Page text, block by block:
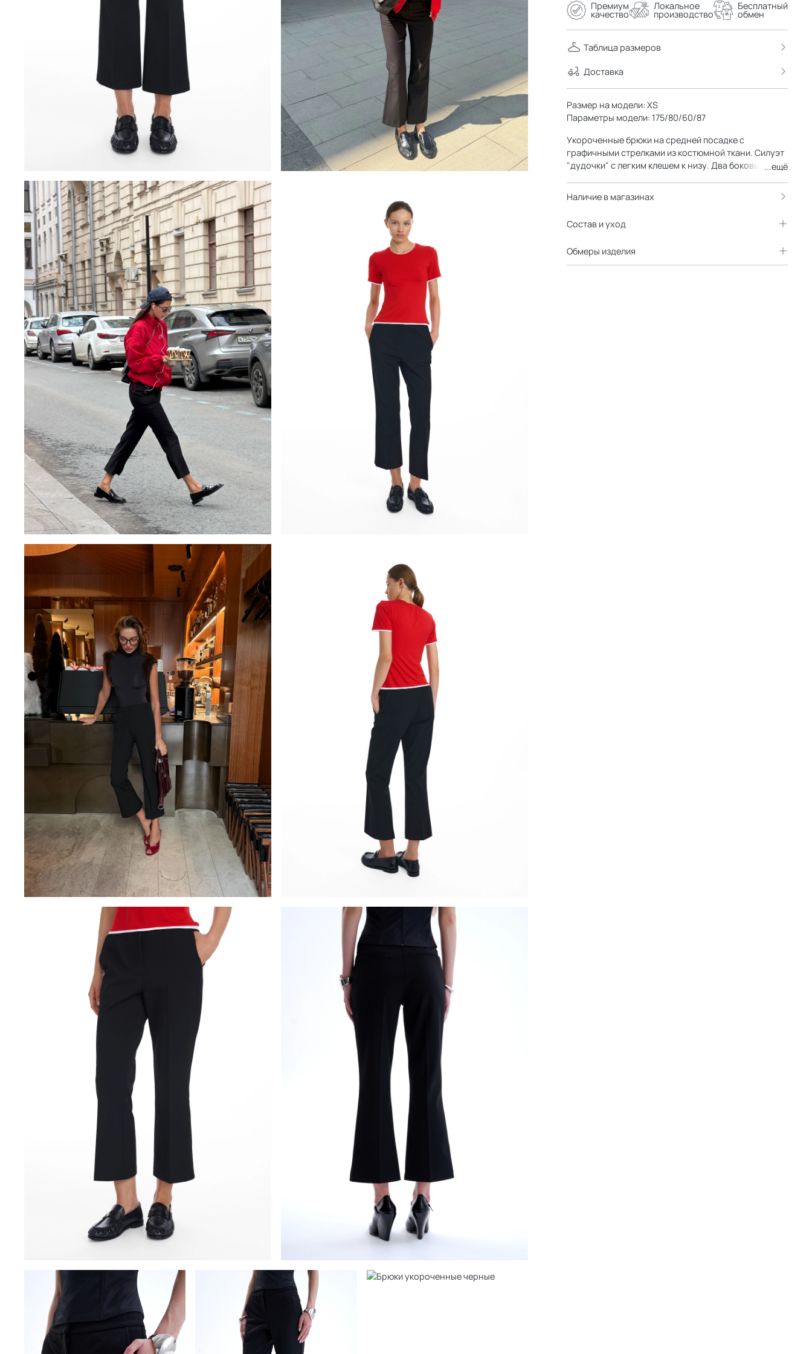
Премиум
качество
Локальное
производство
Бесплатный
обмен
Таблица размеров
Доставка
Размер на модели: XS
Параметры модели: 175/80/60/87
Укороченные брюки на средней посадке с
графичными стрелками из костюмной ткани. Силуэт
"дудочки" с легким клешем к низу. Два боковых и
варианте с рубашками и лонгами, так и в более
смелых сочетаниях с флисками и яркими боди.
...ещё
Наличие в магазинах
Состав и уход
Обмеры изделия